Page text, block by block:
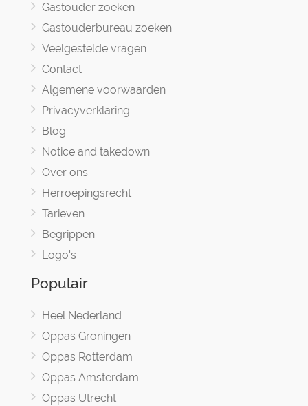
Gastouder zoeken
Gastouderbureau zoeken
Veelgestelde vragen
Contact
Algemene voorwaarden
Privacyverklaring
Blog
Notice and takedown
Over ons
Herroepingsrecht
Tarieven
Begrippen
Logo's
Populair
Heel Nederland
Oppas Groningen
Oppas Rotterdam
Oppas Amsterdam
Oppas Utrecht